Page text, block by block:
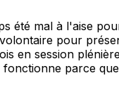
été mal à l'aise
pour
en session
parce